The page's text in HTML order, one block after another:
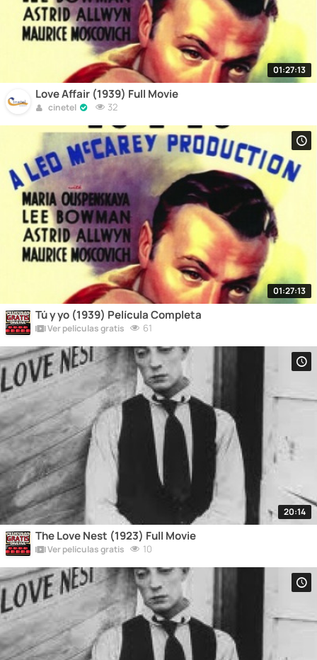
01:27:13
Love Affair (1939) Full Movie
cinetel 32
01:27:13
Tú y yo (1939) Película Completa
Ver películas gratis 61
20:14
The Love Nest (1923) Full Movie
Ver películas gratis 10